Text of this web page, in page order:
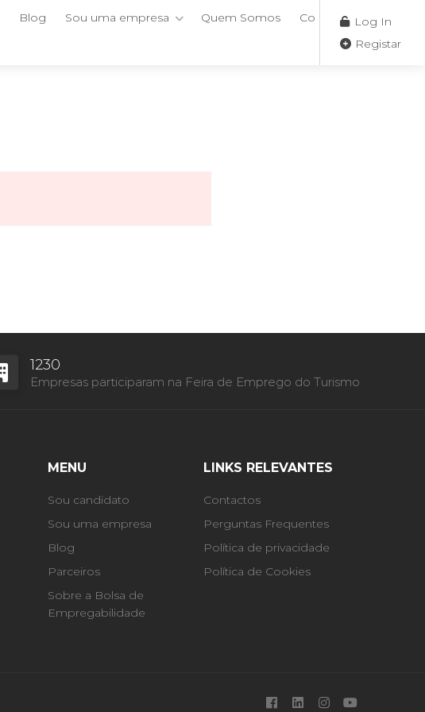
Blog Sou uma empresa Quem Somos ContactosLog In
Registar
1230
Empresas participaram na Feira de Emprego do Turismo
MENU
Sou candidato
Sou uma empresa
Blog
Parceiros
Sobre a Bolsa de
Empregabilidade
LINKS RELEVANTES
Contactos
Perguntas Frequentes
Política de privacidade
Política de Cookies